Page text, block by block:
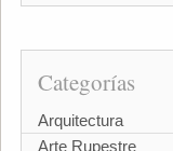
Categorías
Arquitectura
Arte Rupestre